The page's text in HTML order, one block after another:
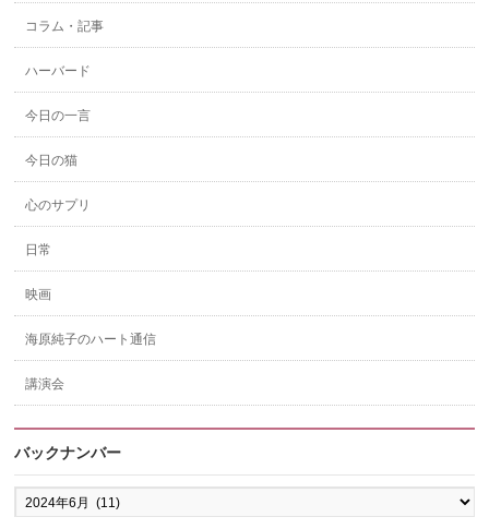
コラム・記事
ハーバード
今日の一言
今日の猫
心のサプリ
日常
映画
海原純子のハート通信
講演会
バックナンバー
バ
ッ